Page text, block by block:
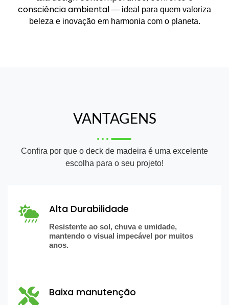
consciência ambiental — ideal para quem valoriza
beleza e inovação em harmonia com o planeta.
VANTAGENS
Confira por que o deck de madeira é uma excelente
escolha para o seu projeto!
Alta Durabilidade
Resistente ao sol, chuva e umidade,
mantendo o visual impecável por muitos
anos.
Baixa manutenção